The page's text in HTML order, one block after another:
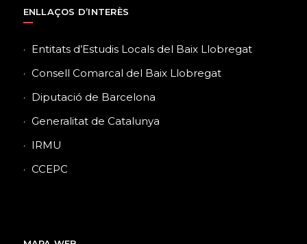
ENLLAÇOS D’INTERÈS
Entitats d’Estudis Locals del Baix Llobregat
Consell Comarcal del Baix Llobregat
Diputació de Barcelona
Generalitat de Catalunya
IRMU
CCEPC